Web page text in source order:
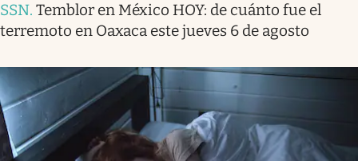
SSN. Temblor en México HOY: de cuánto fue el
terremoto en Oaxaca este jueves 6 de agosto